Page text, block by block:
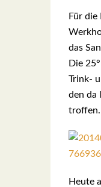
Für
das
Die
Trink-
den da
trof­fen.
Heu­te